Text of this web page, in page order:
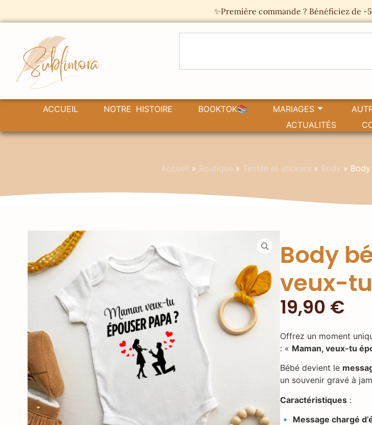
✨Première commande ? Bénéficiez de -
ACCUEIL NOTRE HISTOIRE BOOKTOK📚 MARIAGES
ACTUALITÉS
Accueil » Boutique » Textile et stickers » Body »
Body
veux-
19,90 €
Offrez un moment
: « Maman, veux-tu
Bébé devient le
un souvenir gravé à
Caractéristiques :
🔹 Message chargé